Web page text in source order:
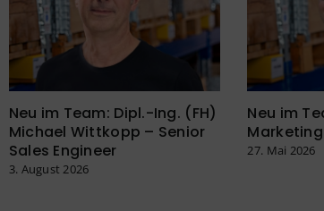
Neu im Team: Dipl.-Ing. (FH)
Michael Wittkopp – Senior
Sales Engineer
3. August 2026
Neu im
27. Mai 2026